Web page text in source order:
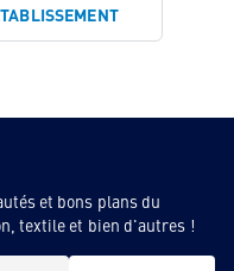
et bons plans du
textile et bien d'autres !